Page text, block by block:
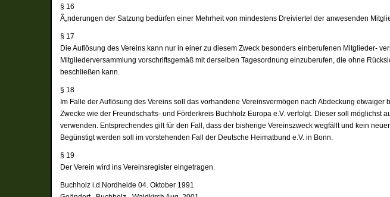
§ 16
Ã„nderungen der Satzung bedürfen einer Mehrheit von mindestens Dreiviertel der anwesenden
§ 17
Die Auflösung des Vereins kann nur in einer zu diesem Zweck besonders einberufenen Mitglieder-
Mitgliederversammlung vorschriftsgemäß mit derselben Tagesordnung einzuberufen, die ohne
beschließen kann.
§ 18
Im Falle der Auflösung des Vereins soll das vorhandene Vereinsvermögen nach Abdeckung
Zwecke wie der Freundschafts- und Förderkreis Buchholz Europa e.V. verfolgt. Dieser soll
verwenden. Entsprechendes gilt für den Fall, dass der bisherige Vereinszweck wegfällt und kein
Begünstigt werden soll im vorstehenden Fall der Deutsche Heimatbund e.V. in Bonn.
§ 19
Der Verein wird ins Vereinsregister eingetragen.
Buchholz i.d.Nordheide 04. Oktober 1991